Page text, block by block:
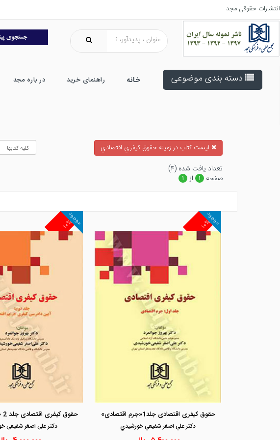
انتشارات حقوقی مجد
دسته بندی موضوعی خانه راهنمای خرید در باره مجد
ليست كتاب در زمينه حقوق كيفري اقتصادي
تعداد يافت شده (۴)
صفحه
۱ از ۱
۱۰%
موجود
حقوق کیفری اقتصادی جلد1«جرم اقتصادی»
دكتر علي اصغر شفيعي خورشيدي
۱۰%
موجود
دكتر علي اصغر شفيعي